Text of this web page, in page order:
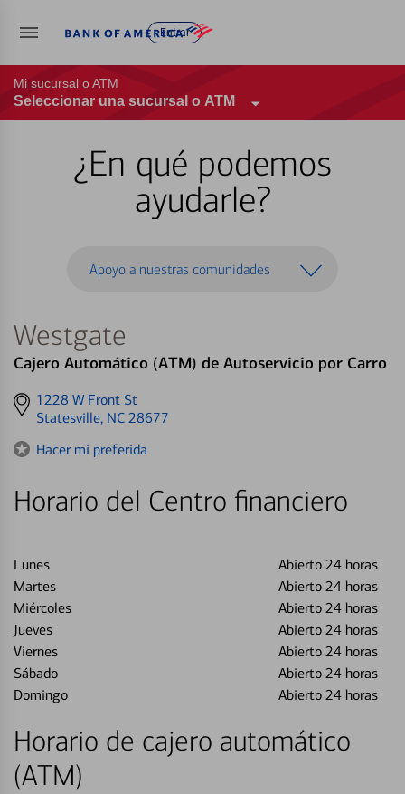
Entrar
Mi sucursal o ATM
Seleccionar una sucursal o ATM
¿En qué podemos
ayudarle?
Apoyo a nuestras comunidades
Westgate
Cajero Automático (ATM) de Autoservicio por Carro
Get
directions
1228 W Front St
Statesville, NC 28677
Hacer mi preferida
Horario del Centro financiero
Lunes
Abierto 24 horas
Martes
Abierto 24 horas
Miércoles
Abierto 24 horas
Jueves
Abierto 24 horas
Viernes
Abierto 24 horas
Sábado
Abierto 24 horas
Domingo
Abierto 24 horas
Horario de cajero automático
(ATM)